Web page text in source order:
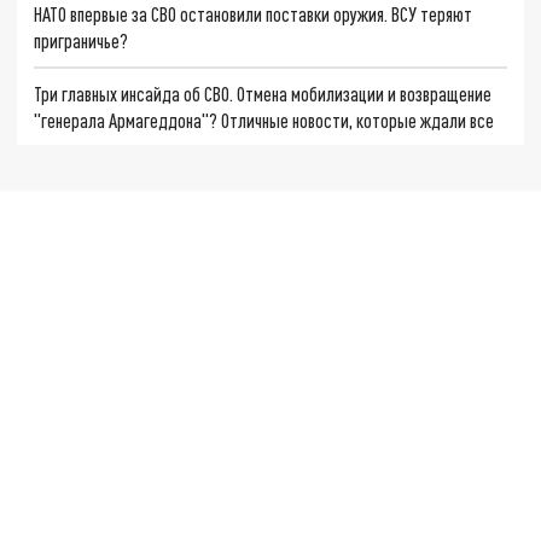
НАТО впервые за СВО остановили поставки оружия. ВСУ теряют
приграничье?
Три главных инсайда об СВО. Отмена мобилизации и возвращение
"генерала Армагеддона"? Отличные новости, которые ждали все